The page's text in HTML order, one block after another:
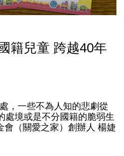
籍兒童 跨越40年
，一些不為人知的悲劇從
處境或是不分國籍的脆弱生
（關愛之家）創辦人 楊婕